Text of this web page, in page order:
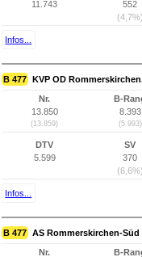
11.743
552
(4,7%)
Infos...
B 477 KVP OD
Nr.
13.850
(13.859)
B-
8.393
(5.993)
DTV
5.599
SV
370
(6,6%)
Infos...
B 477 AS Rommerskirchen-
Nr.
B-